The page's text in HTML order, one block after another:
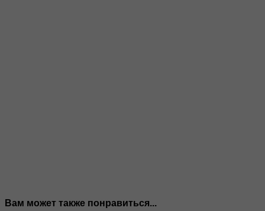
Вам может также понравиться...